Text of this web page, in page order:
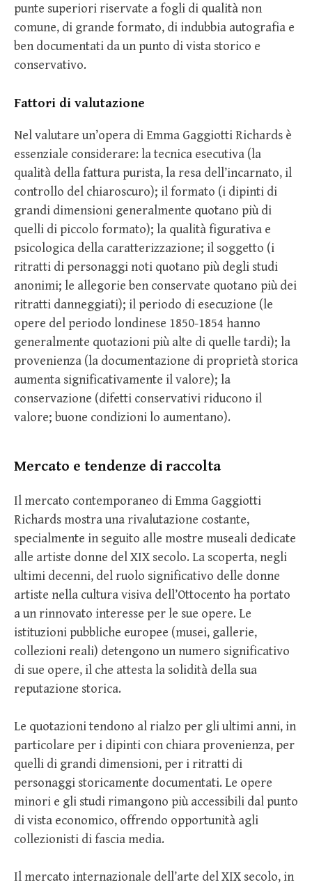
punte superiori riservate a fogli di qualità non
comune, di grande formato, di indubbia autografia e
ben documentati da un punto di vista storico e
conservativo.
Fattori di valutazione
Nel valutare un’opera di Emma Gaggiotti Richards è
essenziale considerare: la tecnica esecutiva (la
qualità della fattura purista, la resa dell’incarnato, il
controllo del chiaroscuro); il formato (i dipinti di
grandi dimensioni generalmente quotano più di
quelli di piccolo formato); la qualità figurativa e
psicologica della caratterizzazione; il soggetto (i
ritratti di personaggi noti quotano più degli studi
anonimi; le allegorie ben conservate quotano più dei
ritratti danneggiati); il periodo di esecuzione (le
opere del periodo londinese 1850-1854 hanno
generalmente quotazioni più alte di quelle tardi); la
provenienza (la documentazione di proprietà storica
aumenta significativamente il valore); la
conservazione (difetti conservativi riducono il
valore; buone condizioni lo aumentano).
Mercato e tendenze di raccolta
Il mercato contemporaneo di Emma Gaggiotti
Richards mostra una rivalutazione costante,
specialmente in seguito alle mostre museali dedicate
alle artiste donne del XIX secolo. La scoperta, negli
ultimi decenni, del ruolo significativo delle donne
artiste nella cultura visiva dell’Ottocento ha portato
a un rinnovato interesse per le sue opere. Le
istituzioni pubbliche europee (musei, gallerie,
collezioni reali) detengono un numero significativo
di sue opere, il che attesta la solidità della sua
reputazione storica.
Le quotazioni tendono al rialzo per gli ultimi anni, in
particolare per i dipinti con chiara provenienza, per
quelli di grandi dimensioni, per i ritratti di
personaggi storicamente documentati. Le opere
minori e gli studi rimangono più accessibili dal punto
di vista economico, offrendo opportunità agli
collezionisti di fascia media.
Il mercato internazionale dell’arte del XIX secolo, in